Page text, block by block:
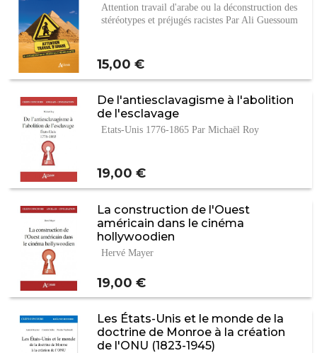
Attention travail d'arabe ou la déconstruction des
stéréotypes et préjugés racistes Par Ali Guessoum
Prix
15,00 €
De l'antiesclavagisme à l'abolition
de l'esclavage
Etats-Unis 1776-1865 Par Michaël Roy
Prix
19,00 €
La construction de l'Ouest
américain dans le cinéma
hollywoodien
Hervé Mayer
Prix
19,00 €
Les États-Unis et le monde de la
doctrine de Monroe à la création
de l'ONU (1823-1945)